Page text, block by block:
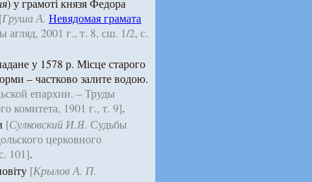
) у грамоті князя Федора
[Груша А. Невядомая грамата
агляд, 2001 г., т. 8, сш. 1/2, с.
у 1578 р. Місце старого
– частково залите водою.
епархии. – Труды
комитета, 1901 г., т. 9].
[Сулковский И.Я. Судьбы
церковного
101].
[Крылов А. П.